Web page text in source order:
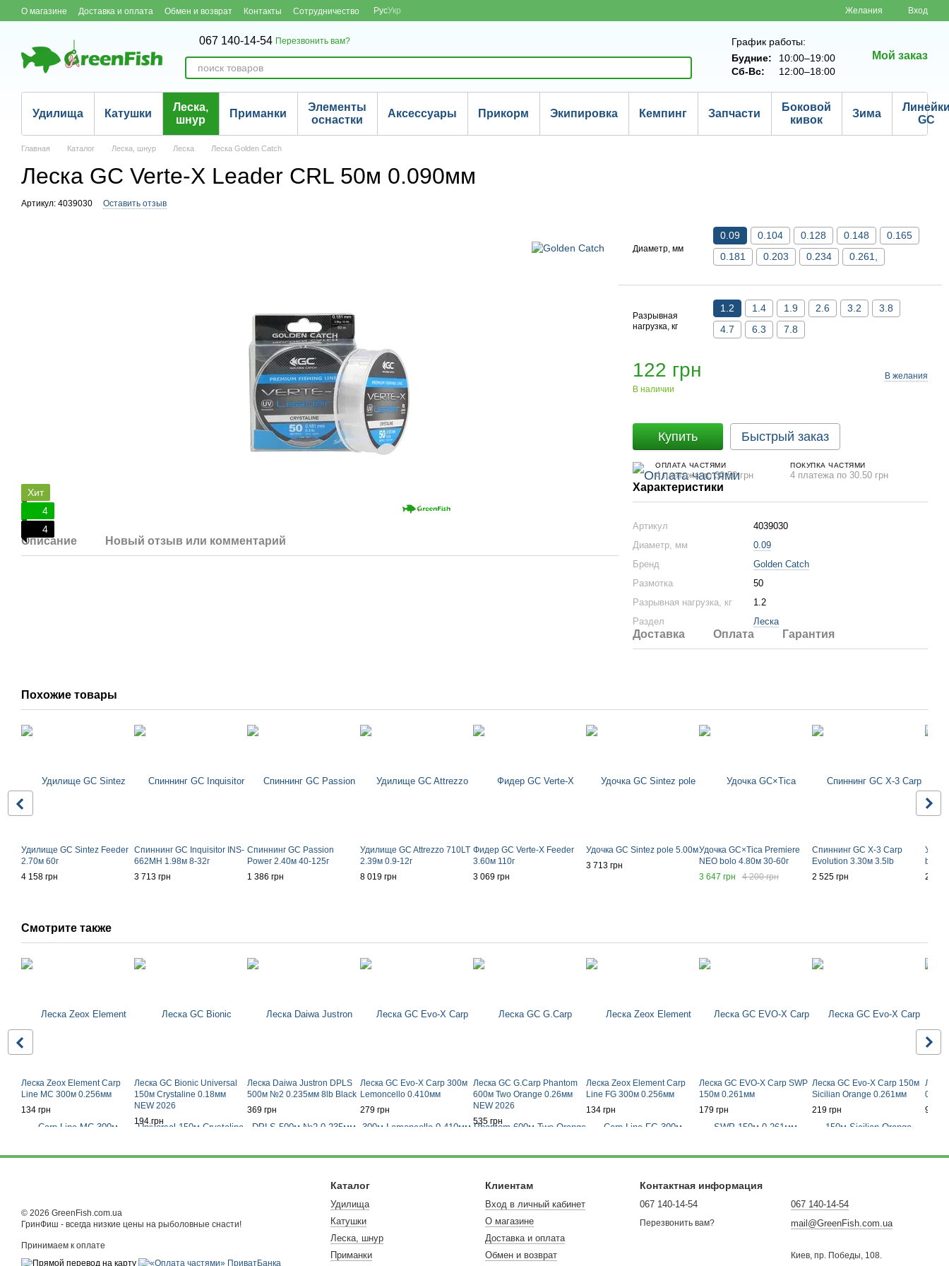
Перейти к основному контенту
О магазине Доставка и оплата Обмен и возврат Контакты Сотрудничество РусУкр Желания Вход
067 140-14-54 Перезвонить вам?
График работы:
Будние:
10:00–19:00
Сб-Вс:
12:00–18:00
Мой заказ
Удилища Катушки
Леска,
шнур
Приманки
Элементы
оснастки
Аксессуары Прикорм Экипировка Кемпинг Запчасти
Боковой
кивок
Зима
GC
Главная Каталог Леска, шнур Леска Леска Golden Catch
Леска GC Verte-X Leader CRL 50м 0.090мм
Артикул: 4039030 Оставить отзыв
Хит
4
4
Описание Новый отзыв или комментарий
Диаметр, мм
0.09 0.104 0.128 0.148
0.165
0.181
0.203 0.234 0.261,
Разрывная
нагрузка, кг
1.2 1.4 1.9 2.6 3.2
3.8
4.7
6.3 7.8
122 грн
В наличии
В желания
Купить Быстрый заказ
ОПЛАТА ЧАСТЯМИ
4 платежа по 30.50 грн
ПОКУПКА ЧАСТЯМИ
4 платежа по 30.50 грн
Характеристики
Артикул
4039030
Диаметр, мм
0.09
Бренд
Golden Catch
Размотка
50
Разрывная нагрузка, кг
1.2
Раздел
Леска
Доставка Оплата Гарантия
Похожие товары
Удилище GC Sintez Feeder
2.70м 60г
4 158 грн
Спиннинг GC Inquisitor INS-
662MH 1.98м 8-32г
3 713 грн
Спиннинг GC Passion
Power 2.40м 40-125г
1 386 грн
Удилище GC Attrezzo 710LT
2.39м 0.9-12г
8 019 грн
Фидер GC Verte-X Feeder
3.60м 110г
3 069 грн
Удочка GC Sintez pole 5.00м
3 713 грн
Удочка GC×Tica Premiere
NEO bolo 4.80м 30-60г
3 647 грн
4 200 грн
Спиннинг GC X-3 Carp
Evolution 3.30м 3.5lb
2 525 грн
bolo
2 336
Смотрите также
Леска Zeox Element Carp
Line MC 300м 0.256мм
134 грн
Леска GC Bionic Universal
150м Crystaline 0.18мм
NEW 2026
194 грн
Леска Daiwa Justron DPLS
500м №2 0.235мм 8lb Black
369 грн
Леска GC Evo-X Carp 300м
Lemoncello 0.410мм
279 грн
Леска GC G.Carp Phantom
600м Two Orange 0.26мм
NEW 2026
535 грн
Леска Zeox Element Carp
Line FG 300м 0.256мм
134 грн
Леска GC EVO-X Carp SWP
150м 0.261мм
179 грн
Леска GC Evo-X Carp 150м
Sicilian Orange 0.261мм
219 грн
91 грн
© 2026 GreenFish.com.ua
ГринФиш - всегда низкие цены на рыболовные снасти!
Принимаем к оплате
Каталог
Удилища
Катушки
Леска, шнур
Приманки
Клиентам
Вход в личный кабинет
О магазине
Доставка и оплата
Обмен и возврат
Контактная информация
067 140-14-54
Перезвонить вам?
067 140-14-54
mail@GreenFish.com.ua
Киев, пр. Победы, 108.